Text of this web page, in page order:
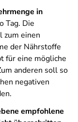
in
Tag. Die
zum einen
der Nährstoffe
für eine mögliche
anderen soll so
negativen
empfohlene